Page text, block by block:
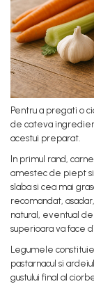
Pentru a pregati o
de cateva
acestui preparat.
In primul rand,
amestec de piept
slaba si cea mai
recomandat,
natural, eventual
superioara va face
Legumele
pastarnacul si
gustului final al